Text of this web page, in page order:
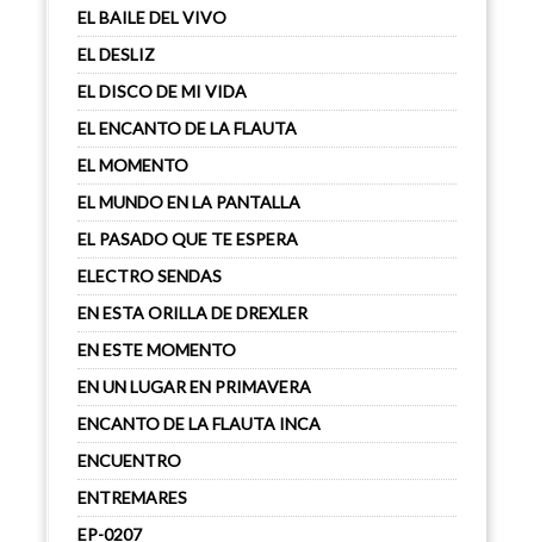
EL BAILE DEL VIVO
EL DESLIZ
EL DISCO DE MI VIDA
EL ENCANTO DE LA FLAUTA
EL MOMENTO
EL MUNDO EN LA PANTALLA
EL PASADO QUE TE ESPERA
ELECTRO SENDAS
EN ESTA ORILLA DE DREXLER
EN ESTE MOMENTO
EN UN LUGAR EN PRIMAVERA
ENCANTO DE LA FLAUTA INCA
ENCUENTRO
ENTREMARES
EP-0207